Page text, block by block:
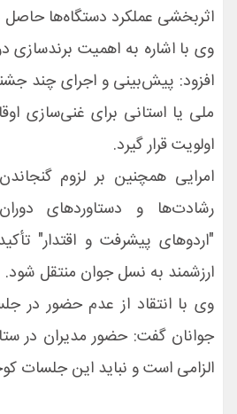
اثربخشی عملکرد دستگاه‌ها
وی با اشاره به اهمیت برندسازی
افزود: پیش‌بینی و اجرای چند
ملی یا استانی برای غنی‌سازی
اولویت قرار گیرد.
امرایی همچنین بر لزوم
رشادت‌ها و دستاوردهای
"اردوهای پیشرفت و اقتدار"
ارزشمند به نسل جوان منتقل شود.
وی با انتقاد از عدم حضور در
جوانان گفت: حضور مدیران در
الزامی است و نباید این جلسات